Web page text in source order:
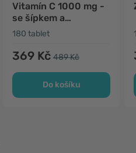
Vitamín C 1000 mg -
se šípkem a
bioflavonoidy
180 tablet
369 Kč 489 Kč
Do košíku